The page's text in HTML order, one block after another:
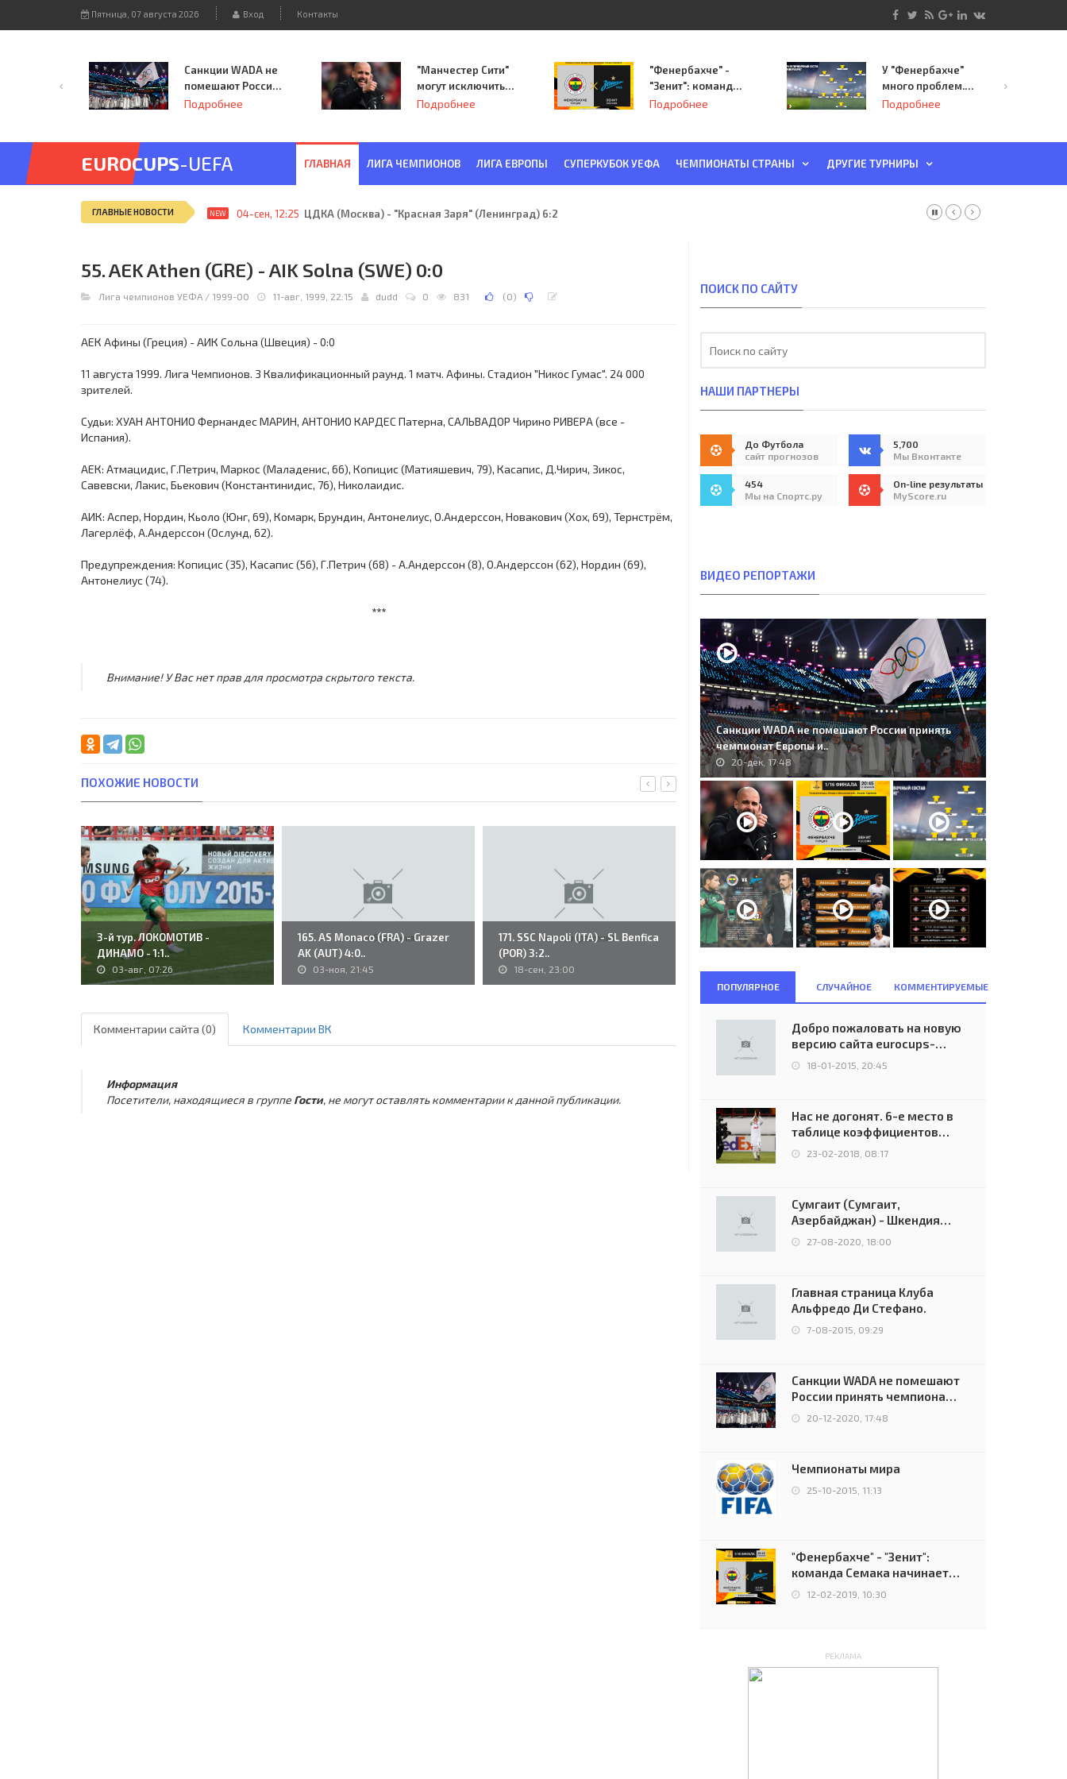
Пятница, 07 августа 2026 Вход Контакты
Санкции WADA не
помешают России
принять
Подробнее
"Манчестер Сити"
могут исключить
из Лиги
Подробнее
"Фенербахче" -
"Зенит": команда
Семака начинает
Подробнее
У "Фенербахче"
много проблем.
Но он опасен для
Подробнее
EUROCUPS-UEFA ГЛАВНАЯ ЛИГА ЧЕМПИОНОВ ЛИГА ЕВРОПЫ СУПЕРКУБОК УЕФА ЧЕМПИОНАТЫ СТРАНЫ ДРУГИЕ ТУРНИРЫ
ГЛАВНЫЕ НОВОСТИ NEW 04-сен, 12:25 ЦДКА (Москва) - "Красная Заря" (Ленинград) 6:2
55. AEK Athen (GRE) - AIK Solna (SWE) 0:0
Лига чемпионов УЕФА / 1999-00 11-авг, 1999, 22:15 dudd 0 831 (0)
АЕК Афины (Греция) - АИК Сольна (Швеция) - 0:0
11 августа 1999. Лига Чемпионов. 3 Квалификационный раунд. 1 матч. Афины. Стадион "Никос Гумас". 24 000
зрителей.
Судьи: ХУАН АНТОНИО Фернандес МАРИН, АНТОНИО КАРДЕС Патерна, САЛЬВАДОР Чирино РИВЕРА (все -
Испания).
АЕК: Атмацидис, Г.Петрич, Маркос (Маладенис, 66), Копицис (Матияшевич, 79), Касапис, Д.Чирич, Зикос,
Савевски, Лакис, Бьекович (Константинидис, 76), Николаидис.
АИК: Аспер, Нордин, Кьоло (Юнг, 69), Комарк, Брундин, Антонелиус, О.Андерссон, Новакович (Хох, 69), Тернстрём,
Лагерлёф, А.Андерссон (Ослунд, 62).
Предупреждения: Копицис (35), Касапис (56), Г.Петрич (68) - А.Андерссон (8), О.Андерссон (62), Нордин (69),
Антонелиус (74).
***
Внимание! У Вас нет прав для просмотра скрытого текста.
ПОХОЖИЕ НОВОСТИ
3-й тур. ЛОКОМОТИВ -
ДИНАМО - 1:1..
03-авг, 07:26
165. AS Monaco (FRA) - Grazer
AK (AUT) 4:0..
03-ноя, 21:45
171. SSC Napoli (ITA) - SL Benfica
(POR) 3:2..
18-сен, 23:00
S.A.D. Real Sociedad de Fútbol
16-мар, 17:42
99. FC Dinaburg (LVA) - Bnei
Комментарии сайта (0) Комментарии ВК
Информация
Посетители, находящиеся в группе Гости, не могут оставлять комментарии к данной публикации.
ПОИСК ПО САЙТУ
НАШИ ПАРТНЕРЫ
До Футбола
сайт прогнозов
5,700
Мы Вконтакте
454
Мы на Спортс.ру
On-line результаты
MyScore.ru
ВИДЕО РЕПОРТАЖИ
Санкции WADA не помешают России принять
чемпионат Европы и..
20-дек, 17:48
ПОПУЛЯРНОЕ СЛУЧАЙНОЕ КОММЕНТИРУЕМЫЕ
Добро пожаловать на новую
версию сайта eurocups-
uefa.ru
18-01-2015, 20:45
Нас не догонят. 6-е место в
таблице коэффициентов
УЕФА остаётся за Россией
23-02-2018, 08:17
Сумгаит (Сумгаит,
Азербайджан) - Шкендия
(Тетово, Северная
Македония) - 0:2 (0:0)
27-08-2020, 18:00
Главная страница Клуба
Альфредо Ди Стефано.
7-08-2015, 09:29
Санкции WADA не помешают
России принять чемпионат
Европы и финал Лиги
чемпионов.
20-12-2020, 17:48
Чемпионаты мира
25-10-2015, 11:13
"Фенербахче" - "Зенит":
команда Семака начинает
путь в плей-офф Лиги
12-02-2019, 10:30
РЕКЛАМА